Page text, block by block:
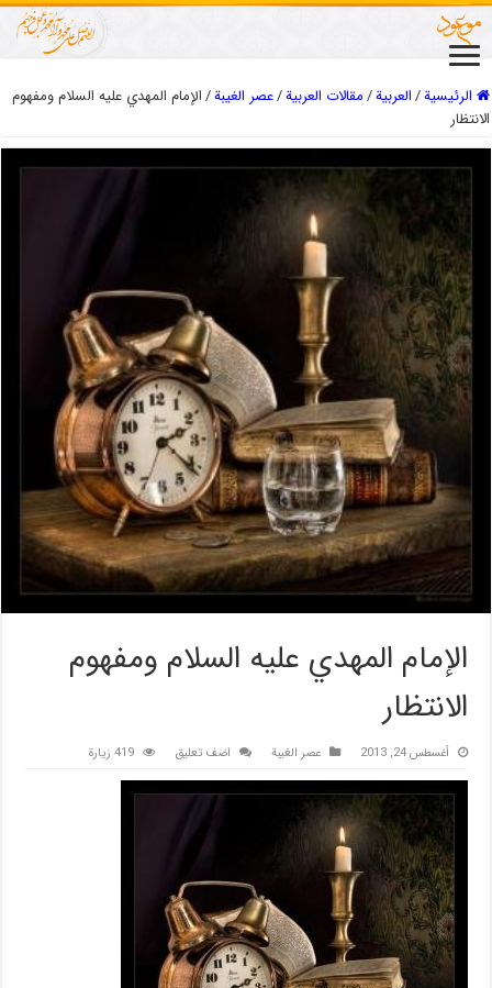
الرئيسية/العربیة/مقالات العربیة/عصر الغیبة/الإمام المهدي عليه السلام ومفهوم
الانتظار
الإمام المهدي عليه السلام ومفهوم
الانتظار
أغسطس 24, 2013 عصر الغیبة اضف تعليق 419 زيارة